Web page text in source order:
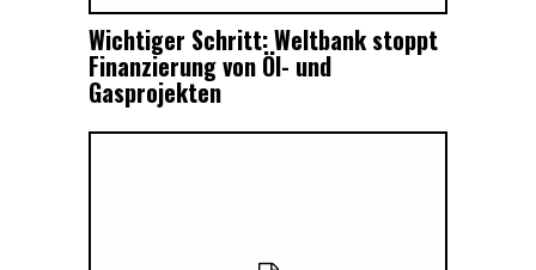
Wichtiger Schritt: Weltbank stoppt
Finanzierung von Öl- und
Gasprojekten